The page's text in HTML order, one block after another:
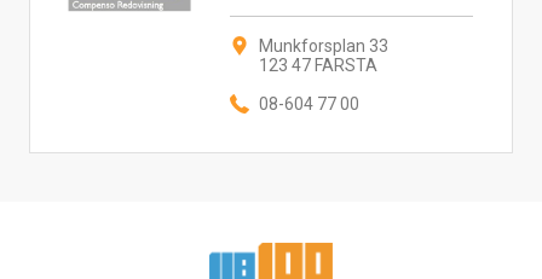
Munkforsplan 33
123 47 FARSTA
08-604 77 00